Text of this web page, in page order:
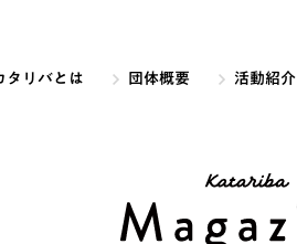
タリバとは 団体概要 活動紹介